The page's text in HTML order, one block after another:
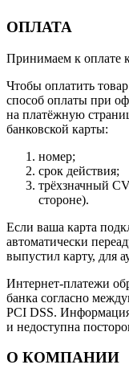
ОПЛАТА
Принимаем к оплате
Чтобы оплатить
способ оплаты при
на платёжную
банковской карты:
номер;
срок действия;
трёхзначный
стороне).
Если ваша карта
автоматически
выпустил карту, для
Интернет-платежи
банка согласно
PCI DSS.
и недоступна
О КОМПАНИИ